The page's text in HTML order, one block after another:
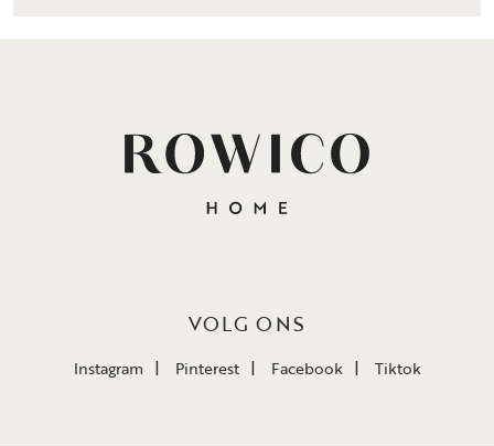
VOLG ONS
Instagram Pinterest Facebook Tiktok